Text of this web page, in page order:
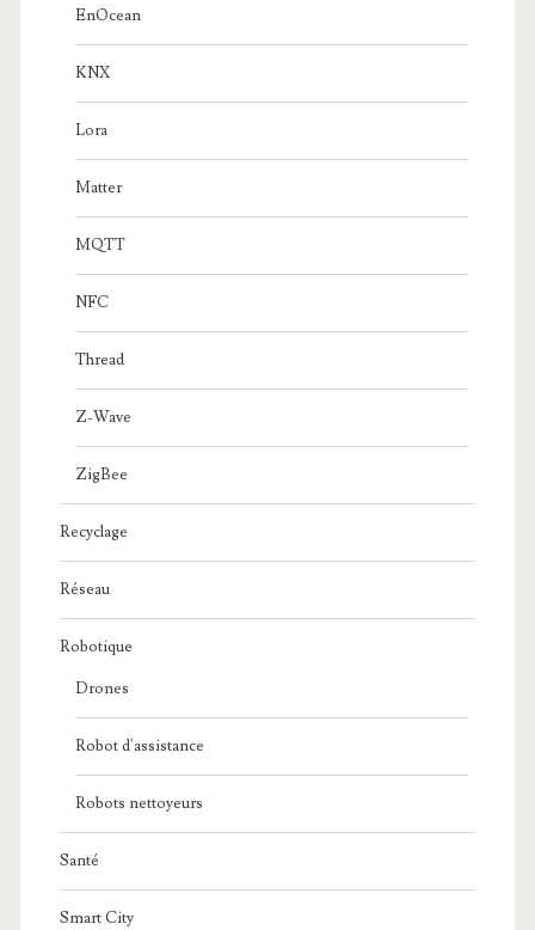
EnOcean
KNX
Lora
Matter
MQTT
NFC
Thread
Z-Wave
ZigBee
Recyclage
Réseau
Robotique
Drones
Robot d'assistance
Robots nettoyeurs
Santé
Smart City